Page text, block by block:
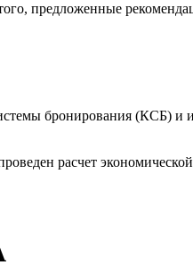
предложенные
бронирования (КСБ) и
расчет